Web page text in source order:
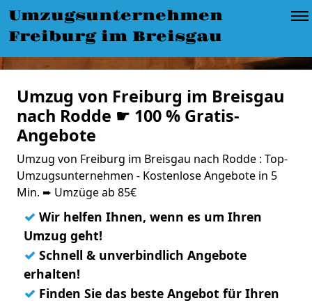
Umzugsunternehmen
Freiburg im Breisgau
Umzug von Freiburg im Breisgau
nach Rodde ☛ 100 % Gratis-
Angebote
Umzug von Freiburg im Breisgau nach Rodde : Top-
Umzugsunternehmen - Kostenlose Angebote in 5
Min. ➨ Umzüge ab 85€
✓ Wir helfen Ihnen, wenn es um Ihren
Umzug geht!
✓ Schnell & unverbindlich Angebote
erhalten!
✓ Finden Sie das beste Angebot für Ihren